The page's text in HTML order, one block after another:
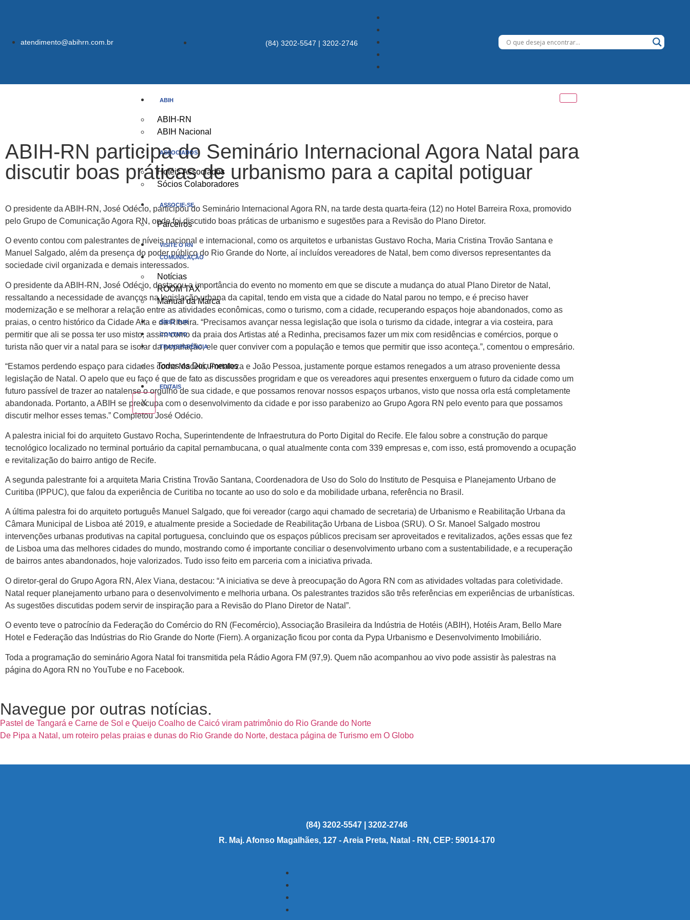
atendimento@abihrn.com.br (84) 3202-5547 | 3202-2746
ABIH
ABIH-RN
ABIH Nacional
ASSOCIADOS
Hotéis Associados
Sócios Colaboradores
ASSOCIE-SE
Parceiros
VISITE O RN
COMUNICAÇÃO
Notícias
ROOM TAX
Manual da Marca
SÍRIO TUR
CONTATO
TRANSPARÊNCIA
Todos os Documentos
EDITAIS
X
ABIH-RN participa do Seminário Internacional Agora Natal para
discutir boas práticas de urbanismo para a capital potiguar
O presidente da ABIH-RN, José Odécio, participou do Seminário Internacional Agora RN, na tarde desta quarta-feira (12) no Hotel Barreira Roxa, promovido
pelo Grupo de Comunicação Agora RN, onde foi discutido boas práticas de urbanismo e sugestões para a Revisão do Plano Diretor.
O evento contou com palestrantes de níveis nacional e internacional, como os arquitetos e urbanistas Gustavo Rocha, Maria Cristina Trovão Santana e
Manuel Salgado, além da presença do poder público do Rio Grande do Norte, aí incluídos vereadores de Natal, bem como diversos representantes da
sociedade civil organizada e demais interessados.
O presidente da ABIH-RN, José Odécio, destacou a importância do evento no momento em que se discute a mudança do atual Plano Diretor de Natal,
ressaltando a necessidade de avanços na legislação urbana da capital, tendo em vista que a cidade do Natal parou no tempo, e é preciso haver
modernização e se melhorar a relação entre as atividades econômicas, como o turismo, com a cidade, recuperando espaços hoje abandonados, como as
praias, o centro histórico da Cidade Alta e da Ribeira. “Precisamos avançar nessa legislação que isola o turismo da cidade, integrar a via costeira, para
permitir que ali se possa ter uso misto, assim como da praia dos Artistas até a Redinha, precisamos fazer um mix com residências e comércios, porque o
turista não quer vir a natal para se isolar da população, ele quer conviver com a população e temos que permitir que isso aconteça.”, comentou o empresário.
“Estamos perdendo espaço para cidades como Maceió, Fortaleza e João Pessoa, justamente porque estamos renegados a um atraso proveniente dessa
legislação de Natal. O apelo que eu faço é que de fato as discussões progridam e que os vereadores aqui presentes enxerguem o futuro da cidade como um
futuro passível de trazer ao natalense o orgulho de sua cidade, e que possamos renovar nossos espaços urbanos, visto que nossa orla está completamente
abandonada. Portanto, a ABIH se preocupa com o desenvolvimento da cidade e por isso parabenizo ao Grupo Agora RN pelo evento para que possamos
discutir melhor esses temas.” Completou José Odécio.
A palestra inicial foi do arquiteto Gustavo Rocha, Superintendente de Infraestrutura do Porto Digital do Recife. Ele falou sobre a construção do parque
tecnológico localizado no terminal portuário da capital pernambucana, o qual atualmente conta com 339 empresas e, com isso, está promovendo a ocupação
e revitalização do bairro antigo de Recife.
A segunda palestrante foi a arquiteta Maria Cristina Trovão Santana, Coordenadora de Uso do Solo do Instituto de Pesquisa e Planejamento Urbano de
Curitiba (IPPUC), que falou da experiência de Curitiba no tocante ao uso do solo e da mobilidade urbana, referência no Brasil.
A última palestra foi do arquiteto português Manuel Salgado, que foi vereador (cargo aqui chamado de secretaria) de Urbanismo e Reabilitação Urbana da
Câmara Municipal de Lisboa até 2019, e atualmente preside a Sociedade de Reabilitação Urbana de Lisboa (SRU). O Sr. Manoel Salgado mostrou
intervenções urbanas produtivas na capital portuguesa, concluindo que os espaços públicos precisam ser aproveitados e revitalizados, ações essas que fez
de Lisboa uma das melhores cidades do mundo, mostrando como é importante conciliar o desenvolvimento urbano com a sustentabilidade, e a recuperação
de bairros antes abandonados, hoje valorizados. Tudo isso feito em parceria com a iniciativa privada.
O diretor-geral do Grupo Agora RN, Alex Viana, destacou: “A iniciativa se deve à preocupação do Agora RN com as atividades voltadas para coletividade.
Natal requer planejamento urbano para o desenvolvimento e melhoria urbana. Os palestrantes trazidos são três referências em experiências de urbanísticas.
As sugestões discutidas podem servir de inspiração para a Revisão do Plano Diretor de Natal”.
O evento teve o patrocínio da Federação do Comércio do RN (Fecomércio), Associação Brasileira da Indústria de Hotéis (ABIH), Hotéis Aram, Bello Mare
Hotel e Federação das Indústrias do Rio Grande do Norte (Fiern). A organização ficou por conta da Pypa Urbanismo e Desenvolvimento Imobiliário.
Toda a programação do seminário Agora Natal foi transmitida pela Rádio Agora FM (97,9). Quem não acompanhou ao vivo pode assistir às palestras na
página do Agora RN no YouTube e no Facebook.
Navegue por outras notícias.
Pastel de Tangará e Carne de Sol e Queijo Coalho de Caicó viram patrimônio do Rio Grande do Norte
De Pipa a Natal, um roteiro pelas praias e dunas do Rio Grande do Norte, destaca página de Turismo em O Globo
(84) 3202-5547 | 3202-2746
R. Maj. Afonso Magalhães, 127 - Areia Preta, Natal - RN, CEP: 59014-170